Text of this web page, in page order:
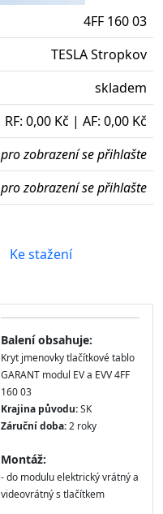
4FF 160 03
TESLA Stropkov
skladem
RF: 0,00 Kč | AF: 0,00 Kč
pro zobrazení se přihlašte
pro zobrazení se přihlašte
Ke stažení
Balení obsahuje:
Kryt jmenovky tlačítkové tablo
GARANT modul EV a EVV 4FF
160 03
Krajina původu:SK
Záruční doba:2 roky
Montáž:
- do modulu elektrický vrátný a
videovrátný s tlačítkem